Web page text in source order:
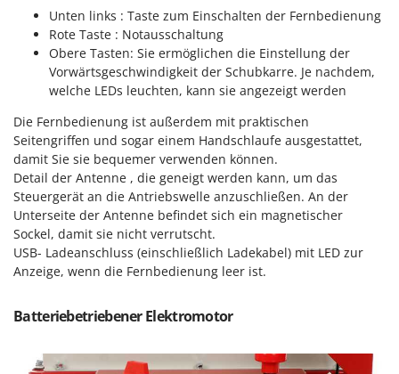
Staubsauger - Elektrobesen
Teppichreiniger und Teppichbodenreiniger
Tomatenpressen
Tragbare Powerstationen
Traktor-Heckenscheren mit Ausleger
U
Umfüllpumpen
Umkehrfräsen
V
Vakuumiergeräte
Intec
Intex
Iseki
Italyco
ITM
J JOLLY ITALIA
K
KAAZ
Karcher
Kasco
Kemper
Keter
Unten links : Taste zum Einschalten der Fernbedienung
Rote Taste : Notausschaltung
Obere Tasten: Sie ermöglichen die Einstellung der
Vorwärtsgeschwindigkeit der Schubkarre. Je nachdem,
welche LEDs leuchten, kann sie angezeigt werden
Die Fernbedienung ist außerdem mit praktischen
Seitengriffen und sogar einem Handschlaufe ausgestattet,
damit Sie sie bequemer verwenden können.
Detail der Antenne , die geneigt werden kann, um das
Steuergerät an die Antriebswelle anzuschließen. An der
Unterseite der Antenne befindet sich ein magnetischer
Sockel, damit sie nicht verrutscht.
USB- Ladeanschluss (einschließlich Ladekabel) mit LED zur
Anzeige, wenn die Fernbedienung leer ist.
Batteriebetriebener Elektromotor